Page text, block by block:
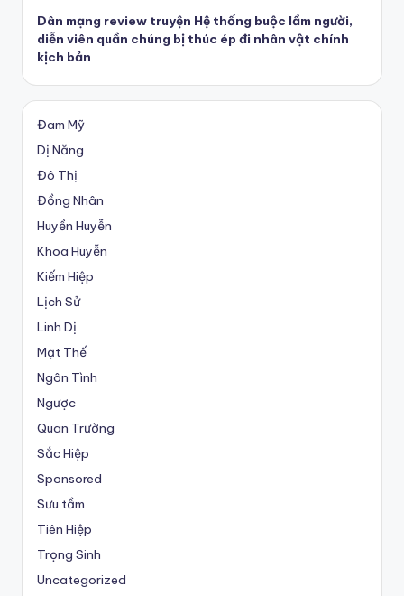
Dân mạng review truyện Hệ thống buộc lầm người,
diễn viên quần chúng bị thúc ép đi nhân vật chính
kịch bản
Đam Mỹ
Dị Năng
Đô Thị
Đồng Nhân
Huyền Huyễn
Khoa Huyễn
Kiếm Hiệp
Lịch Sử
Linh Dị
Mạt Thế
Ngôn Tình
Ngược
Quan Trường
Sắc Hiệp
Sponsored
Sưu tầm
Tiên Hiệp
Trọng Sinh
Uncategorized